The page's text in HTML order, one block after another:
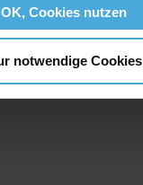
OK, Cookies nutzen
notwendige Cookies